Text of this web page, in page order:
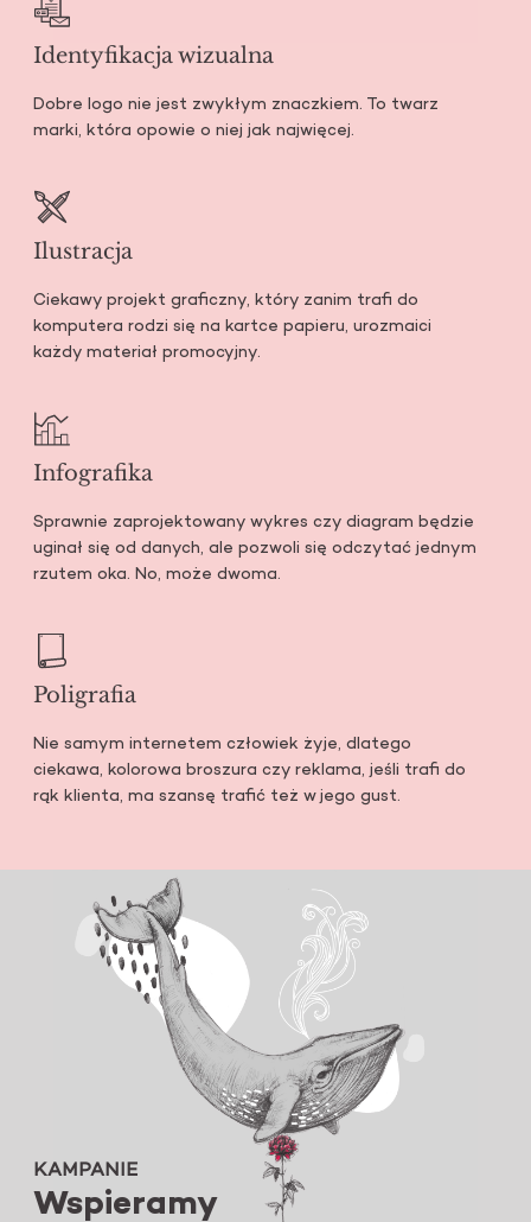
Identyfikacja wizualna
Dobre logo nie jest zwykłym znaczkiem. To twarz
marki, która opowie o niej jak najwięcej.
Ilustracja
Ciekawy projekt graficzny, który zanim trafi do
komputera rodzi się na kartce papieru, urozmaici
każdy materiał promocyjny.
Infografika
Sprawnie zaprojektowany wykres czy diagram będzie
uginał się od danych, ale pozwoli się odczytać jednym
rzutem oka. No, może dwoma.
Poligrafia
Nie samym internetem człowiek żyje, dlatego
ciekawa, kolorowa broszura czy reklama, jeśli trafi do
rąk klienta, ma szansę trafić też w jego gust.
KAMPANIE
Wspieramy